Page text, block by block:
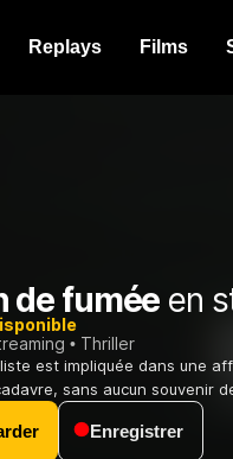
Replays Films
de fumée en
Thriller
est impliquée dans une
sans aucun souvenir
Enregistrer